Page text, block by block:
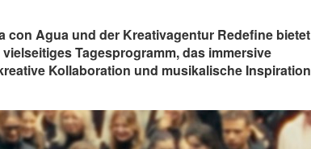
con Agua und der Kreativagentur Redefine bietet
Tagesprogramm, das immersive
Kollaboration und musikalische Inspiration